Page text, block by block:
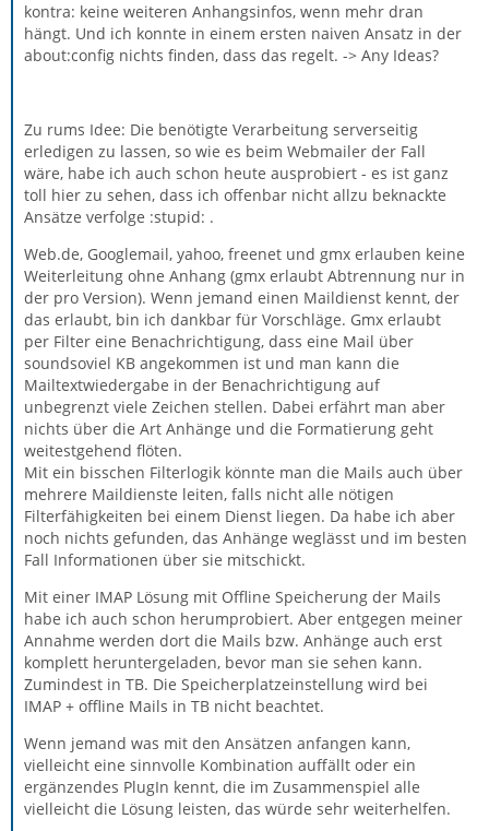
kontra: keine weiteren Anhangsinfos, wenn mehr dran
hängt. Und ich konnte in einem ersten naiven Ansatz in der
about:config nichts finden, dass das regelt. -> Any Ideas?
Zu rums Idee: Die benötigte Verarbeitung serverseitig
erledigen zu lassen, so wie es beim Webmailer der Fall
wäre, habe ich auch schon heute ausprobiert - es ist ganz
toll hier zu sehen, dass ich offenbar nicht allzu beknackte
Ansätze verfolge :stupid: .
Web.de, Googlemail, yahoo, freenet und gmx erlauben keine
Weiterleitung ohne Anhang (gmx erlaubt Abtrennung nur in
der pro Version). Wenn jemand einen Maildienst kennt, der
das erlaubt, bin ich dankbar für Vorschläge. Gmx erlaubt
per Filter eine Benachrichtigung, dass eine Mail über
soundsoviel KB angekommen ist und man kann die
Mailtextwiedergabe in der Benachrichtigung auf
unbegrenzt viele Zeichen stellen. Dabei erfährt man aber
nichts über die Art Anhänge und die Formatierung geht
weitestgehend flöten.
Mit ein bisschen Filterlogik könnte man die Mails auch über
mehrere Maildienste leiten, falls nicht alle nötigen
Filterfähigkeiten bei einem Dienst liegen. Da habe ich aber
noch nichts gefunden, das Anhänge weglässt und im besten
Fall Informationen über sie mitschickt.
Mit einer IMAP Lösung mit Offline Speicherung der Mails
habe ich auch schon herumprobiert. Aber entgegen meiner
Annahme werden dort die Mails bzw. Anhänge auch erst
komplett heruntergeladen, bevor man sie sehen kann.
Zumindest in TB. Die Speicherplatzeinstellung wird bei
IMAP + offline Mails in TB nicht beachtet.
Wenn jemand was mit den Ansätzen anfangen kann,
vielleicht eine sinnvolle Kombination auffällt oder ein
ergänzendes PlugIn kennt, die im Zusammenspiel alle
vielleicht die Lösung leisten, das würde sehr weiterhelfen.